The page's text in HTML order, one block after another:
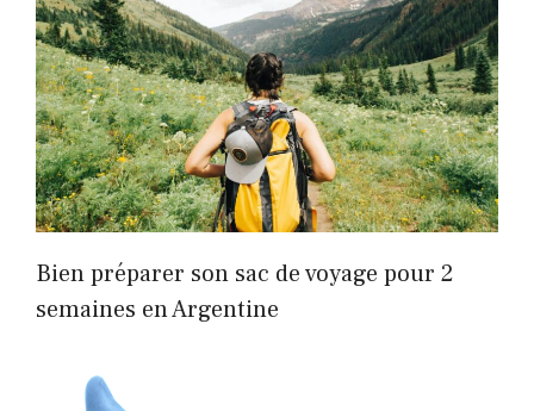
Bien préparer son sac de voyage pour 2
semaines en Argentine